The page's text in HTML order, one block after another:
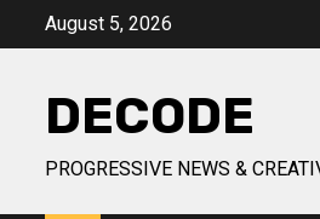
August 5, 2026
DECODE
PROGRESSIVE NEWS &